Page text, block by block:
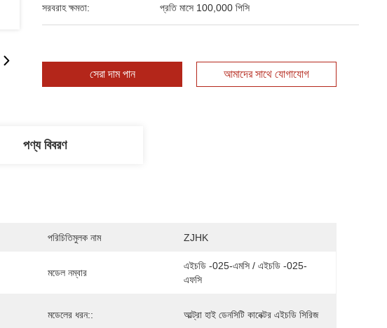
সরবরাহ ক্ষমতা: প্রতি মাসে 100,000 পিসি
সেরা দাম পান আমাদের সাথে যোগাযোগ
পণ্য বিবরণ
পরিচিতিমুলক নাম ZJHK
মডেল নম্বার
এইচডি -025-এমসি / এইচডি -025-
এফসি
মডেলের ধরন:: আল্ট্রা হাই ডেনসিটি কানেক্টর এইচডি সিরিজ